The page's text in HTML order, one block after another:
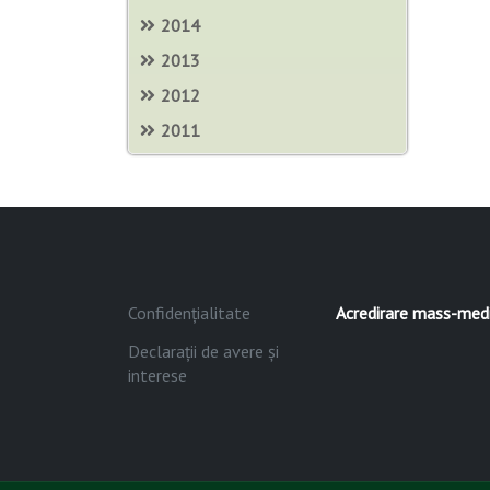
2014
2013
2012
2011
Confidențialitate
Declarații de avere și
interese
Acredirare mass-